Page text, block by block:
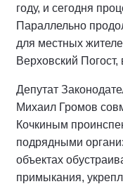
году, и сегодня
Параллельно
для местных
Верховский
Депутат
Михаил Громов
Кочкиным
подрядными
объектах
примыкания,